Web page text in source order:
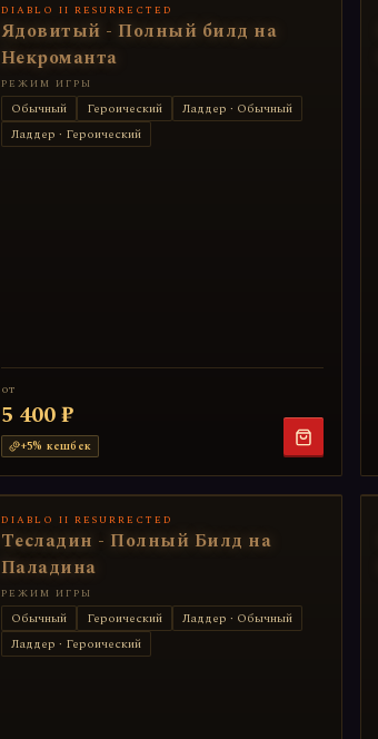
DIABLO II RESURRECTED
Ядовитый - Полный билд на
Некроманта
РЕЖИМ ИГРЫ
Обычный Героический
Ладдер · Обычный
Ладдер · Героический
от
5 400 ₽
+5% кешбек
DIABLO II RESURRECTED
Тесладин - Полный Билд на
Паладина
РЕЖИМ ИГРЫ
Обычный Героический
Ладдер · Обычный
Ладдер · Героический